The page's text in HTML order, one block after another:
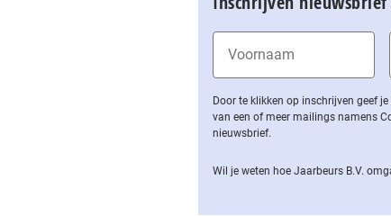
Door te klikken op inschrijven geef
van een of meer mailings namens
nieuwsbrief.
Wil je weten hoe Jaarbeurs B.V.